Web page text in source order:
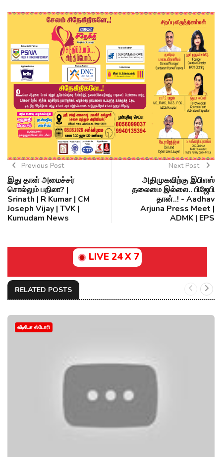
Previous Post
இது தான் அமைச்சர்
சொல்லும் பதிலா? |
Srinath | R Kumar | CM
Joseph Vijay | TVK |
Kumudam News
Next Post
அதிமுகவிற்கு இபிஎஸ்
தலைமை இல்லை.. பிஜேபி
தான்..! - Aadhav
Arjuna Press Meet |
ADMK | EPS
LIVE 24 X 7
RELATED POSTS
வீடியோ ஸ்டோரி